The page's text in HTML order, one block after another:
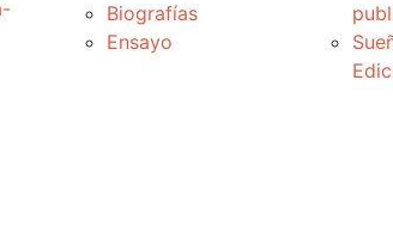
Biografías
Ensayo